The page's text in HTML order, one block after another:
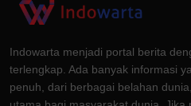
Indowarta menjadi portal berita
terlengkap. Ada banyak informasi
penuh, dari berbagai belahan